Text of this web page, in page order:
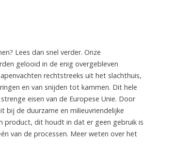
Lees dan snel verder. Onze
gelooid in de enig overgebleven
rechtstreeks uit het slachthuis,
en van snijden tot kammen. Dit hele
eisen van de Europese Unie. Door
bij de duurzame en milieuvriendelijke
product, dit houdt in dat er geen gebruik is
van de processen. Meer weten over het